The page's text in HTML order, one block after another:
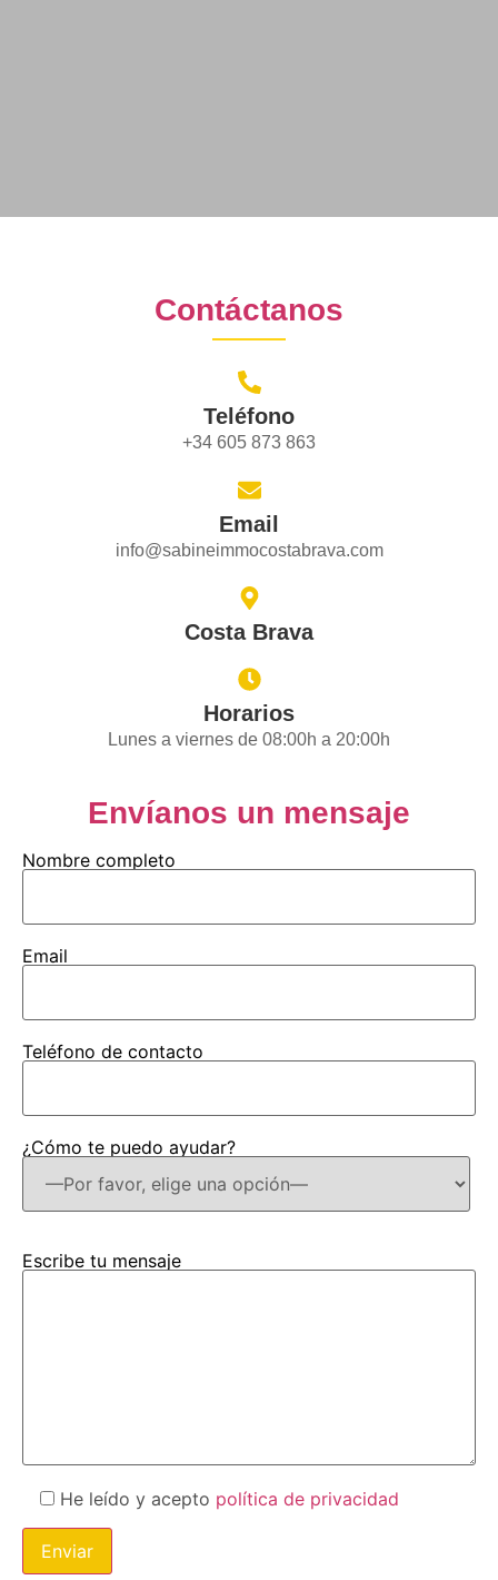
Contáctanos
Teléfono
+34 605 873 863
Email
info@sabineimmocostabrava.com
Costa Brava
Horarios
Lunes a viernes de 08:00h a 20:00h
Envíanos un mensaje
Nombre completo
Email
Teléfono de contacto
¿Cómo te puedo ayudar?
Escribe tu mensaje
He leído y acepto política de privacidad